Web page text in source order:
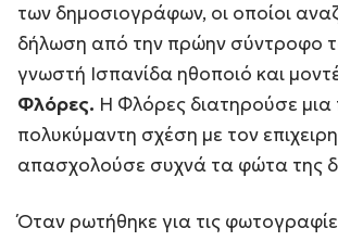
των δημοσιογράφων, οι οποίοι
δήλωση από την πρώην σύντροφο
γνωστή Ισπανίδα ηθοποιό και
Φλόρες. Η Φλόρες διατηρούσε μια
πολυκύμαντη σχέση με τον
απασχολούσε συχνά τα φώτα της
Όταν ρωτήθηκε για τις